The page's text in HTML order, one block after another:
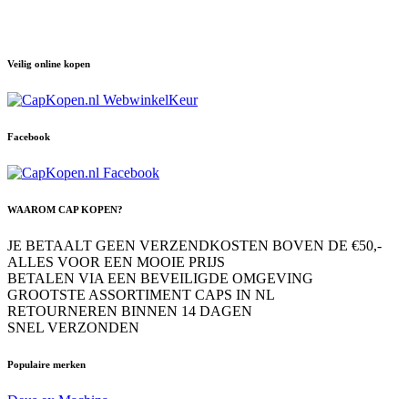
Veilig online kopen
Facebook
WAAROM CAP KOPEN?
JE BETAALT GEEN VERZENDKOSTEN BOVEN DE €50,-
ALLES VOOR EEN MOOIE PRIJS
BETALEN VIA EEN BEVEILIGDE OMGEVING
GROOTSTE ASSORTIMENT CAPS IN NL
RETOURNEREN BINNEN 14 DAGEN
SNEL VERZONDEN
Populaire merken